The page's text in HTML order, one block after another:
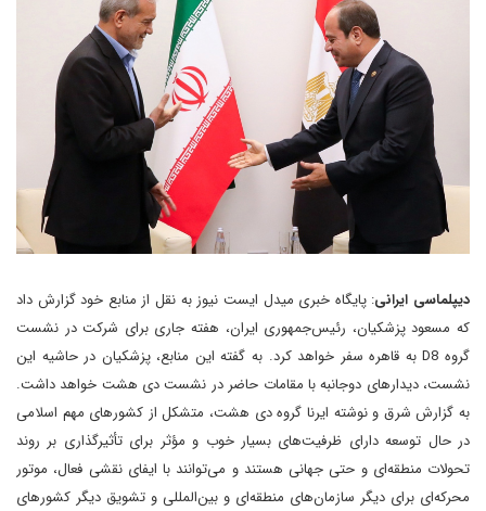
دیپلماسی ایرانی: پایگاه خبری میدل ایست نیوز به نقل از منابع خود گزارش داد
که مسعود پزشکیان، رئیس‌جمهوری ایران، هفته جاری برای شرکت در نشست
گروه D8 به قاهره سفر خواهد کرد. به گفته این منابع، پزشکیان در حاشیه این
نشست، دیدارهای دوجانبه با مقامات حاضر در نشست دی هشت خواهد داشت.
به گزارش شرق و نوشته ایرنا گروه دی هشت، متشکل از کشورهای مهم اسلامی
در حال توسعه دارای ظرفیت‌های بسیار خوب و مؤثر برای تأثیرگذاری بر روند
تحولات منطقه‌ای و حتی جهانی هستند و می‌توانند با ایفای نقشی فعال، موتور
محرکه‌ای برای دیگر سازمان‌های منطقه‌ای و بین‌المللی و تشویق دیگر کشورهای